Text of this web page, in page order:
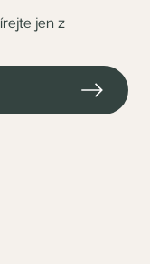
jen z